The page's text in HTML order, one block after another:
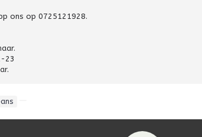
ons op 0725121928.
23